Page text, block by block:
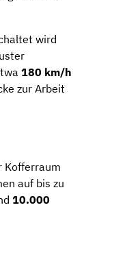
wird
180 km/h
zur Arbeit
Kofferraum
auf bis zu
10.000